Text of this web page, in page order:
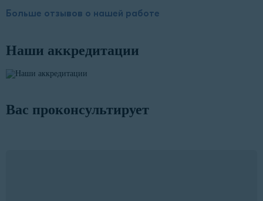
Больше отзывов о нашей работе
Наши аккредитации
Вас проконсультирует